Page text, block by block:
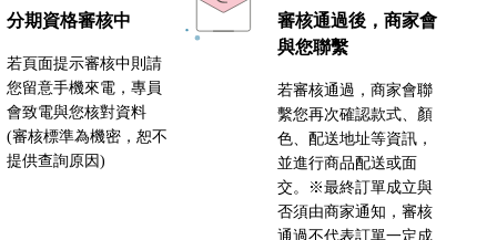
分期資格審核中
若頁面提示審核中則請
您留意手機來電，專員
會致電與您核對資料
(審核標準為機密，恕不
提供查詢原因)
審核通過後，商家會
與您聯繫
若審核通過，商家會聯
繫您再次確認款式、顏
色、配送地址等資訊，
並進行商品配送或面
交。※最終訂單成立與
否須由商家通知，審核
通過不代表訂單一定成